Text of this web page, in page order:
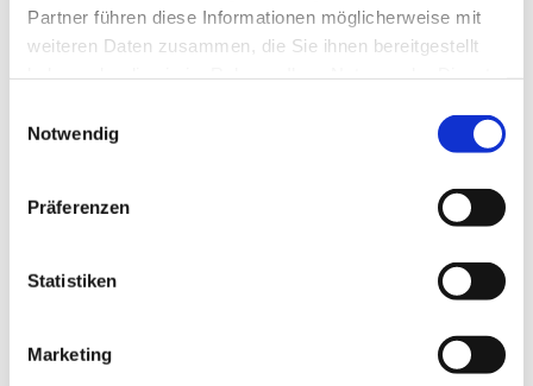
Partner führen diese Informationen möglicherweise mit
weiteren Daten zusammen, die Sie ihnen bereitgestellt
Notwendig
Präferenzen
Statistiken
Marketing